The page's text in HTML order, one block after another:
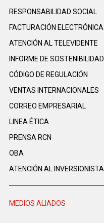
RESPONSABILIDAD SOCIAL
FACTURACIÓN ELECTRÓNICA
ATENCIÓN AL TELEVIDENTE
INFORME DE SOSTENIBILIDAD
CÓDIGO DE REGULACIÓN
VENTAS INTERNACIONALES
CORREO EMPRESARIAL
LINEA ÉTICA
PRENSA RCN
OBA
ATENCIÓN AL INVERSIONISTA
MEDIOS ALIADOS